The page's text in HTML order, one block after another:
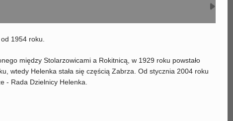
1954 roku.
między Stolarzowicami a Rokitnicą, w 1929 roku powstało
wtedy Helenka stała się częścią Zabrza. Od stycznia 2004 roku
- Rada Dzielnicy Helenka.